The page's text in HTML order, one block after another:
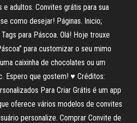
adultos. Convites grátis para sua
como desejar! Páginas. Inicio;
para Páscoa. Olá! Hoje trouxe
para customizar o seu mimo
caixinha de chocolates ou um
Espero que gostem! ♥ Créditos:
Para Criar Grátis é um app
oferece vários modelos de convites
personalize. Comprar Convite de